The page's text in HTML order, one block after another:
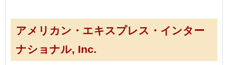
アメリカン・エキスプレス・インター
ナショナル, Inc.